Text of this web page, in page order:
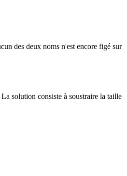
des deux noms n'est encore figé sur
solution consiste à soustraire la taille